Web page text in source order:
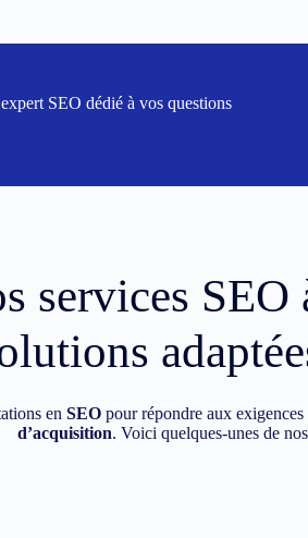
SEO dédié à vos questions
services SEO
en SEO pour répondre aux
d’acquisition. Voici quelques-unes de